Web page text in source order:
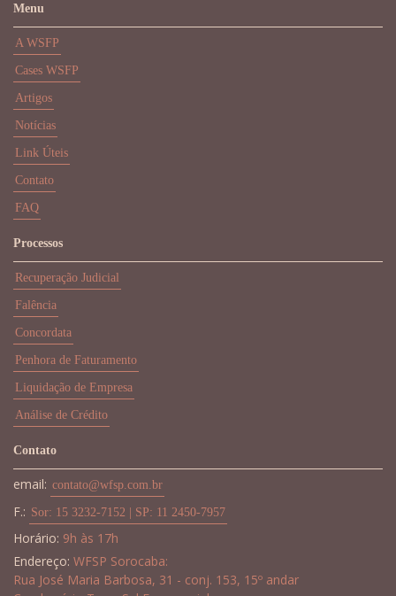
Menu
A WSFP
Cases WSFP
Artigos
Notícias
Link Úteis
Contato
FAQ
Processos
Recuperação Judicial
Falência
Concordata
Penhora de Faturamento
Liquidação de Empresa
Análise de Crédito
Contato
email: contato@wfsp.com.br
F.: Sor: 15 3232-7152 | SP: 11 2450-7957
Horário: 9h às 17h
Endereço: WFSP Sorocaba:
Rua José Maria Barbosa, 31 - conj. 153, 15º andar